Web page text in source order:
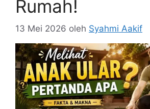
Rumah!
13 Mei 2026 oleh Syahmi Aakif